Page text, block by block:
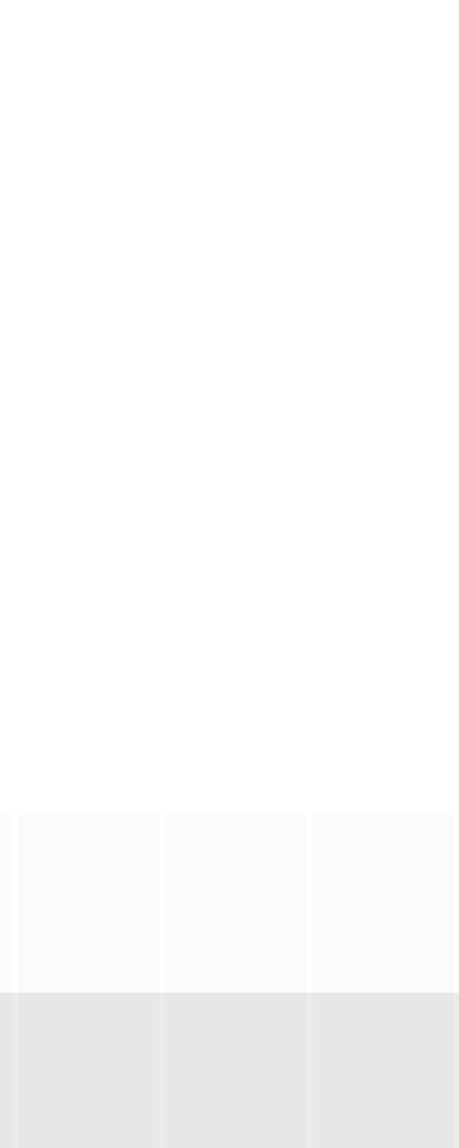
，母亲又突然失踪后，他踏上了寻母之旅。这不仅是对母亲下落的追
题少年遇上背负阴影的教练，他们面对的是强队的碾压与全网的嘲讽
并成为好朋友，两人收获了友情和成长，但又不得不分别。
现在旧港口。“内华达之瑰”号三十年前曾全员遇难，如今再次归来